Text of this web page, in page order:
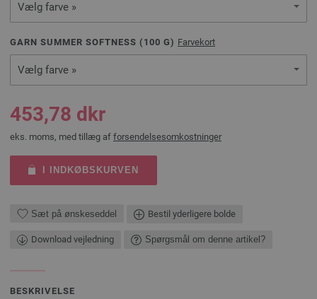
Vælg farve »
GARN SUMMER SOFTNESS ( 100 G) Farvekort
Vælg farve »
453,78 dkr
eks. moms, med tillæg af forsendelsesomkostninger
I INDKØBSKURVEN
Sæt på ønskeseddel Bestil yderligere bolde
Download vejledning Spørgsmål om denne artikel?
BESKRIVELSE